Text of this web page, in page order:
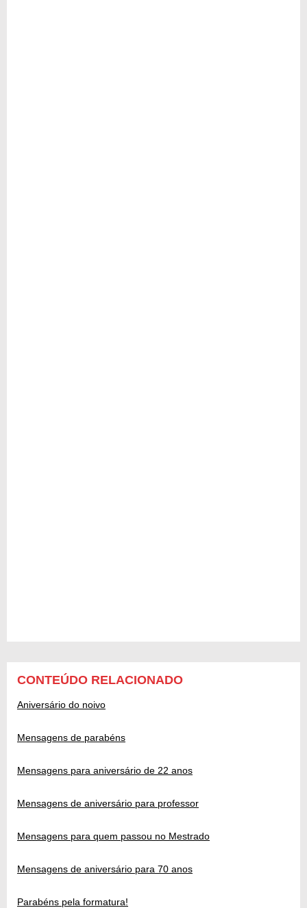
CONTEÚDO RELACIONADO
Aniversário do noivo
Mensagens de parabéns
Mensagens para aniversário de 22 anos
Mensagens de aniversário para professor
Mensagens para quem passou no Mestrado
Mensagens de aniversário para 70 anos
Parabéns pela formatura!